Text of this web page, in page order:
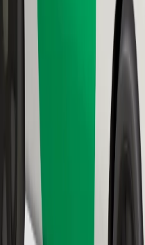
Securitate
Obține o cursă în câteva minute!
Descarcă aplicația Bolt
Descarcă aplicația Bolt Food